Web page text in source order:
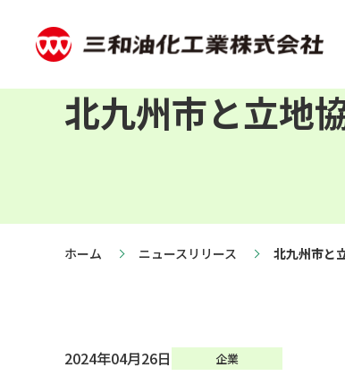
北九州市と立地
ホーム ニュースリリース 北九州市と
2024年04月26日 企業